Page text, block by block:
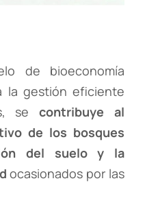
de bioeconomía
la gestión eficiente
secontribuye al
de los bosques
del suelo y la
ocasionados por las